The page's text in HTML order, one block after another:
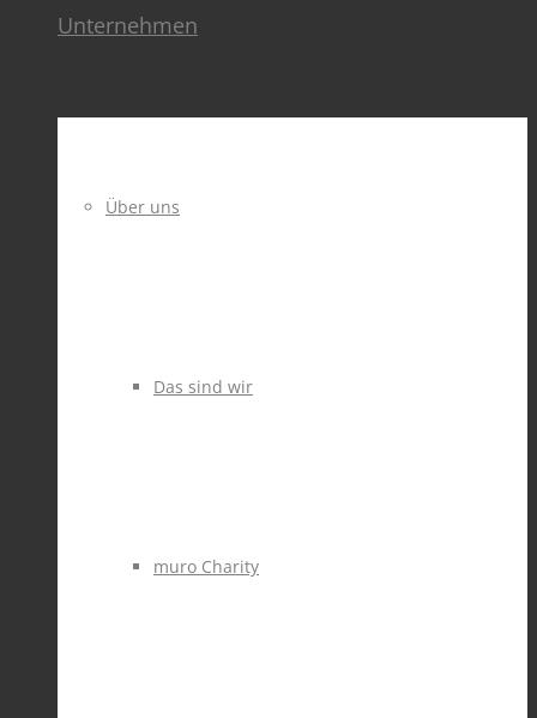
Unternehmen
Über uns
Das sind wir
muro Charity